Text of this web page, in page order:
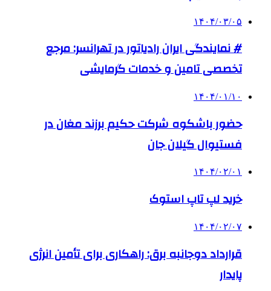
۱۴۰۴/۰۳/۰۵
# نمایندگی ایران رادیاتور در تهرانسر: مرجع
تخصصی تامین و خدمات گرمایشی
۱۴۰۴/۰۱/۱۰
حضور باشکوه شرکت حکیم برزند مغان در
فستیوال گیلان جان
۱۴۰۴/۰۲/۰۱
خرید لپ تاپ استوک
۱۴۰۴/۰۲/۰۷
قرارداد دوجانبه برق: راهکاری برای تأمین انرژی
پایدار